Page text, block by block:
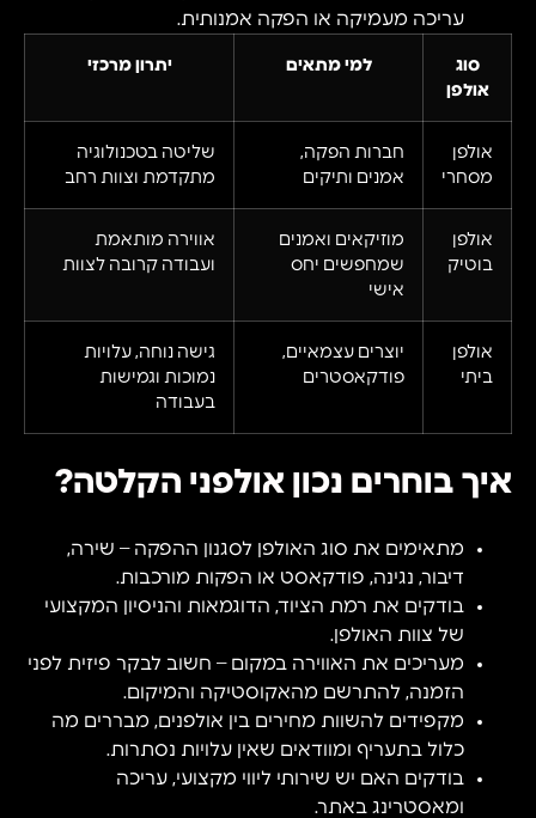
עריכה מעמיקה או הפקה אמנותית.
סוג
אולפן
למי מתאים יתרון מרכזי
אולפן
מסחרי
חברות הפקה,
אמנים ותיקים
שליטה בטכנולוגיה
מתקדמת וצוות רחב
אולפן
בוטיק
מוזיקאים ואמנים
שמחפשים יחס
אישי
אווירה מותאמת
ועבודה קרובה לצוות
אולפן
ביתי
יוצרים עצמאיים,
פודקאסטרים
גישה נוחה, עלויות
נמוכות וגמישות
בעבודה
איך בוחרים נכון אולפני הקלטה?
מתאימים את סוג האולפן לסגנון ההפקה – שירה,
דיבור, נגינה, פודקאסט או הפקות מורכבות.
בודקים את רמת הציוד, הדוגמאות והניסיון המקצועי
של צוות האולפן.
מעריכים את האווירה במקום – חשוב לבקר פיזית לפני
הזמנה, להתרשם מהאקוסטיקה והמיקום.
מקפידים להשוות מחירים בין אולפנים, מבררים מה
כלול בתעריף ומוודאים שאין עלויות נסתרות.
בודקים האם יש שירותי ליווי מקצועי, עריכה
ומאסטרינג באתר.